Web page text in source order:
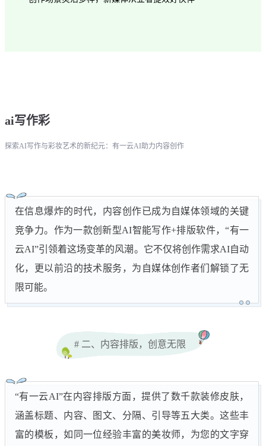
ai写作彩
探索AI写作与彩妆艺术的新纪元：有一云AI助力内容创作
在信息爆炸的时代，内容创作已成为自媒体领域的关键
竞争力。作为一款创新型AI智能写作+排版软件，“有一
云AI”引领着这场变革的风潮。它不仅将创作需求AI自动
化，更以前沿的技术服务，为自媒体创作者们解锁了无
限可能。
# 二、内容排版，创意无限
“有一云AI”在内容排版方面，提供了数千款装修皮肤，
涵盖标题、内容、图文、分隔、引导等五大类。这些丰
富的模板，如同一位经验丰富的美妆师，为您的文字穿